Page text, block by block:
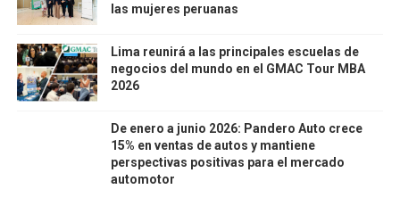
las mujeres peruanas
Lima reunirá a las principales escuelas de
negocios del mundo en el GMAC Tour MBA
2026
De enero a junio 2026: Pandero Auto crece
15% en ventas de autos y mantiene
perspectivas positivas para el mercado
automotor